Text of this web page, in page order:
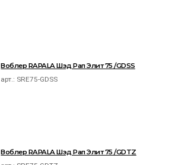
Воблер RAPALA Шэд Рап Элит 75 /GDSS
арт.: SRE75-GDSS
Воблер RAPALA Шэд Рап Элит 75 /GDTZ